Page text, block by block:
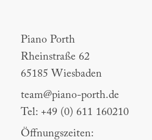
Piano Porth
Rheinstraße 62
65185 Wiesbaden
team@piano-porth.de
Tel: +49 (0) 611 160210
Öffnungszeiten: